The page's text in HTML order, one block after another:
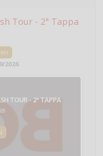
Tour - 2ª Tappa
2026
TOUR - 2ª TAPPA